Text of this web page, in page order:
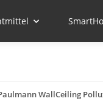
WallCeiling